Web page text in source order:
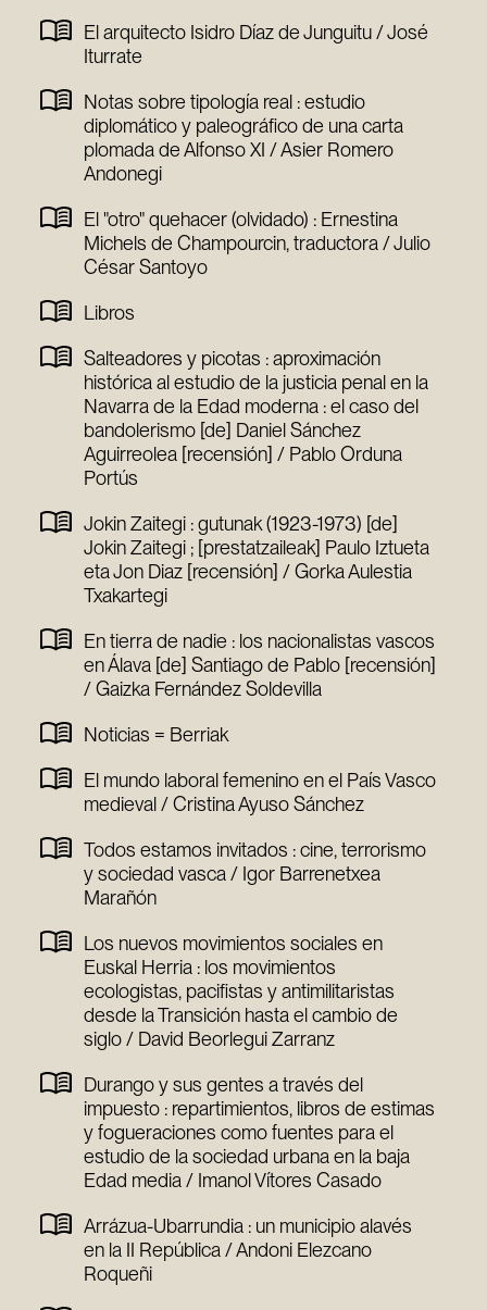
El arquitecto Isidro Díaz de Junguitu / José
Iturrate
Notas sobre tipología real : estudio
diplomático y paleográfico de una carta
plomada de Alfonso XI / Asier Romero
Andonegi
El "otro" quehacer (olvidado) : Ernestina
Michels de Champourcin, traductora / Julio
César Santoyo
Libros
Salteadores y picotas : aproximación
histórica al estudio de la justicia penal en la
Navarra de la Edad moderna : el caso del
bandolerismo [de] Daniel Sánchez
Aguirreolea [recensión] / Pablo Orduna
Portús
Jokin Zaitegi : gutunak (1923-1973) [de]
Jokin Zaitegi ; [prestatzaileak] Paulo Iztueta
eta Jon Diaz [recensión] / Gorka Aulestia
Txakartegi
En tierra de nadie : los nacionalistas vascos
en Álava [de] Santiago de Pablo [recensión]
/ Gaizka Fernández Soldevilla
Noticias = Berriak
El mundo laboral femenino en el País Vasco
medieval / Cristina Ayuso Sánchez
Todos estamos invitados : cine, terrorismo
y sociedad vasca / Igor Barrenetxea
Marañón
Los nuevos movimientos sociales en
Euskal Herria : los movimientos
ecologistas, pacifistas y antimilitaristas
desde la Transición hasta el cambio de
siglo / David Beorlegui Zarranz
Durango y sus gentes a través del
impuesto : repartimientos, libros de estimas
y fogueraciones como fuentes para el
estudio de la sociedad urbana en la baja
Edad media / Imanol Vítores Casado
Arrázua-Ubarrundia : un municipio alavés
en la II República / Andoni Elezcano
Roqueñi